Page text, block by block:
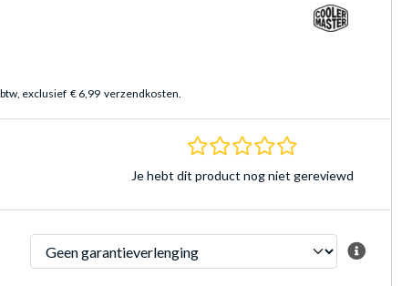
exclusief € 6,99 verzendkosten.
0.0 sterren
Je hebt dit product nog niet gereviewd